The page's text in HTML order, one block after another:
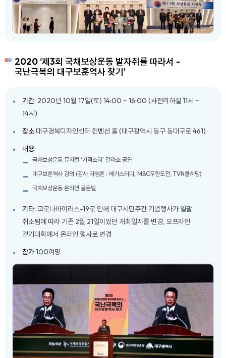
2020 ‘제3회 국채보상운동 발자취를 따라서 -
국난극복의 대구보훈역사 찾기’
기간: 2020년 10월 17일(토) 14:00 ~ 16:00 (사전리허설 11시 ~
14시)
장소:대구경북디자인센터 컨벤션 홀 (대구광역시 동구 동대구로 461)
내용:
국채보상운동 뮤지컬 ‘기적소리’ 갈라쇼 공연
대구보훈역사 강의 (강사 라영훈 : 메가스터디, MBC무한도전, TVN쿨까당)
국채보상운동 온라인 골든벨
기타: 코로나바이러스-19로 인해 대구시민주간 기념행사가 일괄
취소됨에 따라 기존 2월 21일이었던 개최일자를 변경, 오프라인
걷기대회에서 온라인 행사로 변경
참가:100여명